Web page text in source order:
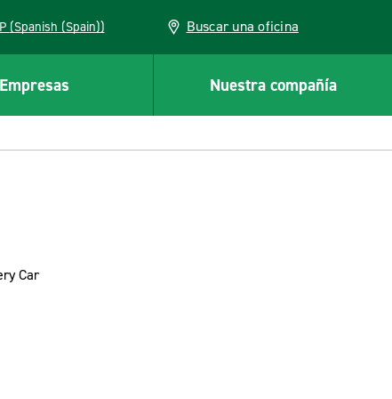
ESP (Spanish (Spain)) Buscar una oficina
Empresas Nuestra compañía